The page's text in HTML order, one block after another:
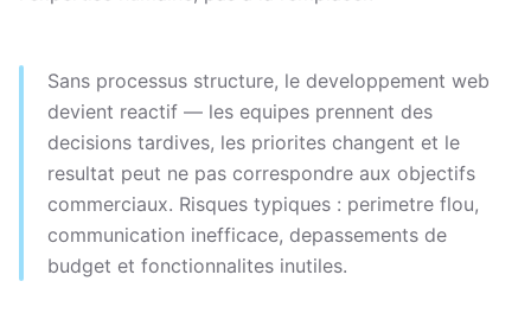
Sans processus structure, le developpement web
devient reactif — les equipes prennent des
decisions tardives, les priorites changent et le
resultat peut ne pas correspondre aux objectifs
commerciaux. Risques typiques : perimetre flou,
communication inefficace, depassements de
budget et fonctionnalites inutiles.